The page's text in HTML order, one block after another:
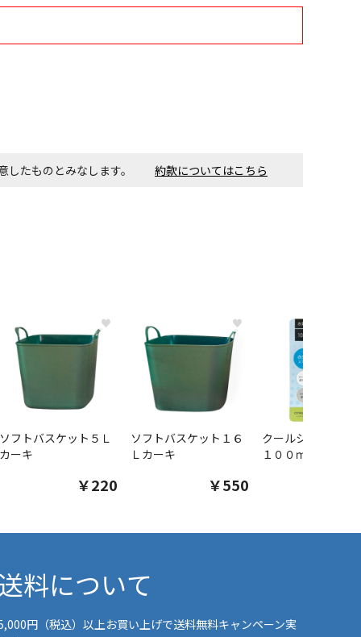
とに送料がかかる商品です
意したものとみなします。 約款についてはこちら
♥
ソフトバスケット５Ｌ
カーキ
￥220
♥
ソフトバスケット１６
Ｌカーキ
￥550
クールシャツスプ
１００ｍｌ
料について
円（税込）以上お買い上げで送料無料キャンペーン実